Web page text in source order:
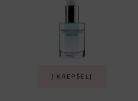
Į KREPŠELĮ